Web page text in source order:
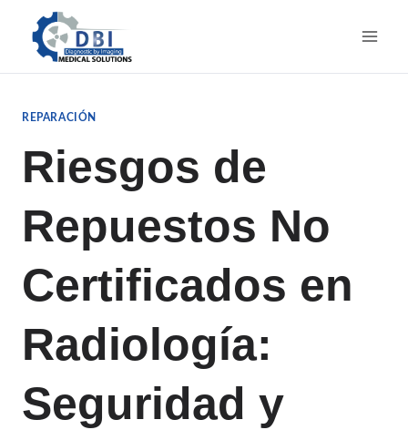
contenido
REPARACIÓN
Riesgos de
Repuestos No
Certificados en
Radiología:
Seguridad y